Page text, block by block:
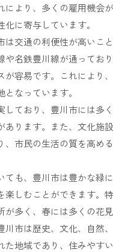
により、多くの雇用機会
に寄与しています。
は交通の利便性が高いこ
や名鉄豊川線が通ってお
が容易です。これにより
なっています。
しており、豊川市には多
あります。また、文化施
、市民の生活の質を高め
ても、豊川市は豊かな緑
楽しむことができます。
が多く、春には多くの花
川市は歴史、文化、自然
た地域であり、住みやす